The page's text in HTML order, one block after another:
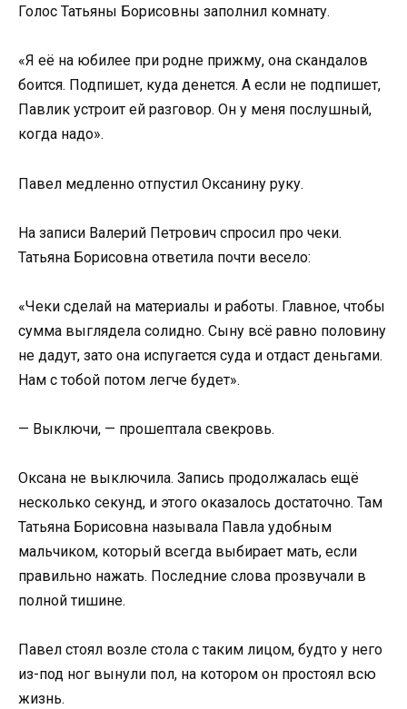
Голос Татьяны Борисовны заполнил комнату.
«Я её на юбилее при родне прижму, она скандалов
боится. Подпишет, куда денется. А если не подпишет,
Павлик устроит ей разговор. Он у меня послушный,
когда надо».
Павел медленно отпустил Оксанину руку.
На записи Валерий Петрович спросил про чеки.
Татьяна Борисовна ответила почти весело:
«Чеки сделай на материалы и работы. Главное, чтобы
сумма выглядела солидно. Сыну всё равно половину
не дадут, зато она испугается суда и отдаст деньгами.
Нам с тобой потом легче будет».
— Выключи, — прошептала свекровь.
Оксана не выключила. Запись продолжалась ещё
несколько секунд, и этого оказалось достаточно. Там
Татьяна Борисовна называла Павла удобным
мальчиком, который всегда выбирает мать, если
правильно нажать. Последние слова прозвучали в
полной тишине.
Павел стоял возле стола с таким лицом, будто у него
из-под ног вынули пол, на котором он простоял всю
жизнь.